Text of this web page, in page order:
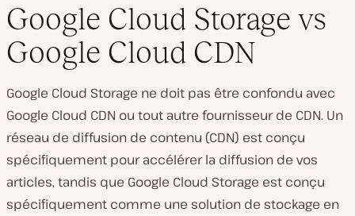
Google Cloud Storage vs
Google Cloud CDN
Google Cloud Storage ne doit pas être confondu avec
Google Cloud CDN ou tout autre fournisseur de CDN. Un
réseau de diffusion de contenu (CDN) est conçu
spécifiquement pour accélérer la diffusion de vos
articles, tandis que Google Cloud Storage est conçu
spécifiquement comme une solution de stockage en